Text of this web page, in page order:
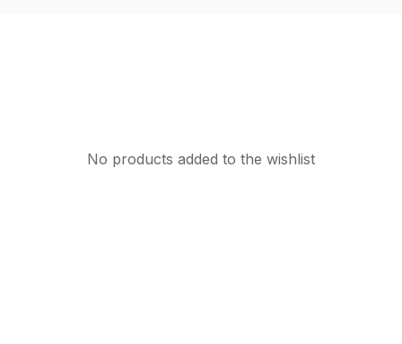
No products added to the wishlist